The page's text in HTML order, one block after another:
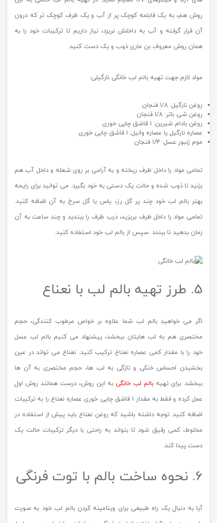
روش هم، به یک قابلمه کوچک پر از آب و یک ظرف کوچک تر که درون
آن قرار گرفته و آب به داخلش نریزد، نیاز داریم تا ترکیبات خود را به
همان روش معروف بن ماری ذوب و یک دست کنید.
مواد لازم جهت تهیه بالم لب خانگی نارگیلی:
روغن نارگیل: 1/8 فنجان
روغن شی باتر: 1/8 فنجان
روغن بادام شیرین: 1 قاشق چایی خوری
عصاره نارگیل یا عصاره وانیل: 1 قاشق چایی خوری
موم زنبور عسل: 1/4 فنجان
تمامی مواد را داخل ظرف ریخته و به آرامی بر روی شعله و داخل آب هم
بزنید تا ذوب شده و حالت یک دستی به خود بگیرد. می توانید برای رایحه
بهتر بالم لب خود چند پر گل رز، یاس یا گل سرخ به آن اضافه کنید.
تمامی مواد را داخل ظرف بریزید، درب ظرف را ببندید و چند ساعت به آن
زمان بدهید تا ببندد. سپس از بالم لب خود استفاده کنید.
5. طرز تهیه بالم لب با نعناع
اگر می خواهید بالم لب شما علاوه بر خواص مرطوب کنندگی، حجم
مختصری هم به لب هایتان ببخشد، پیشنهاد می کنیم بالم لب عسل
خود را با مقدار کمی عصاره نعناع ترکیب کنید. نعناع می تواند در عین
بخشیدن احساس خنکی و تازگی به لب ها، حجم مختصری به آن ها
ببخشد. برای تهیه بالم لب خانگی به این روش، درست همانند روش اول
عمل کرده و فقط به مقدار 1 قاشق چایی خوری عصاره نعناع را به ترکیبات
اضافه کنید. توجه داشته باشید که روغن نعناع باید پیش از استفاده در
مخلوط، کمی رقیق شود تا بتواند به راحتی با دیگر ترکیبات حالت یک
دست پیدا کند.
6. نحوه ساخت بالم با توت فرنگی
آیا به دنبال یک راه طبیعی برای ویتامینه کردن بالم لب خود به صورت